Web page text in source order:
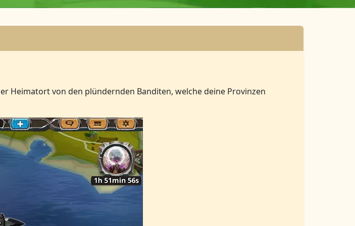
Heimatort von den plündernden Banditen, welche deine Provinzen